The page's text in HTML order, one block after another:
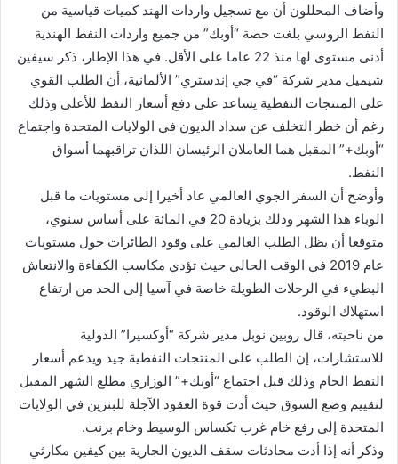
وأضاف المحللون أن مع تسجيل واردات الهند كميات قياسية من
النفط الروسي بلغت حصة “أوبك” من جميع واردات النفط الهندية
أدنى مستوى لها منذ 22 عاما على الأقل. في هذا الإطار، ذكر سيفين
شيميل مدير شركة “في جي إندستري” الألمانية، أن الطلب القوي
على المنتجات النفطية يساعد على دفع أسعار النفط للأعلى وذلك
رغم أن خطر التخلف عن سداد الديون في الولايات المتحدة واجتماع
“أوبك+” المقبل هما العاملان الرئيسان اللذان تراقبهما أسواق
النفط.
وأوضح أن السفر الجوي العالمي عاد أخيرا إلى مستويات ما قبل
الوباء هذا الشهر وذلك بزيادة 20 في المائة على أساس سنوي،
متوقعا أن يظل الطلب العالمي على وقود الطائرات حول مستويات
عام 2019 في الوقت الحالي حيث تؤدي مكاسب الكفاءة والانتعاش
البطيء في الرحلات الطويلة خاصة في آسيا إلى الحد من ارتفاع
استهلاك الوقود.
من ناحيته، قال روبين نوبل مدير شركة “أوكسيرا” الدولية
للاستشارات، إن الطلب على المنتجات النفطية جيد ويدعم أسعار
النفط الخام وذلك قبل اجتماع “أوبك+” الوزاري مطلع الشهر المقبل
لتقييم وضع السوق حيث أدت قوة العقود الآجلة للبنزين في الولايات
المتحدة إلى رفع خام غرب تكساس الوسيط وخام برنت.
وذكر أنه إذا أدت محادثات سقف الديون الجارية بين كيفين مكارثي